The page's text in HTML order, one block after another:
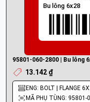
Bu lông 6x28
95801-060-2800 | Bu lông
13.142 ₫
ENG: BOLT | FLANGE
MÃ PHỤ TÙNG: 95801-